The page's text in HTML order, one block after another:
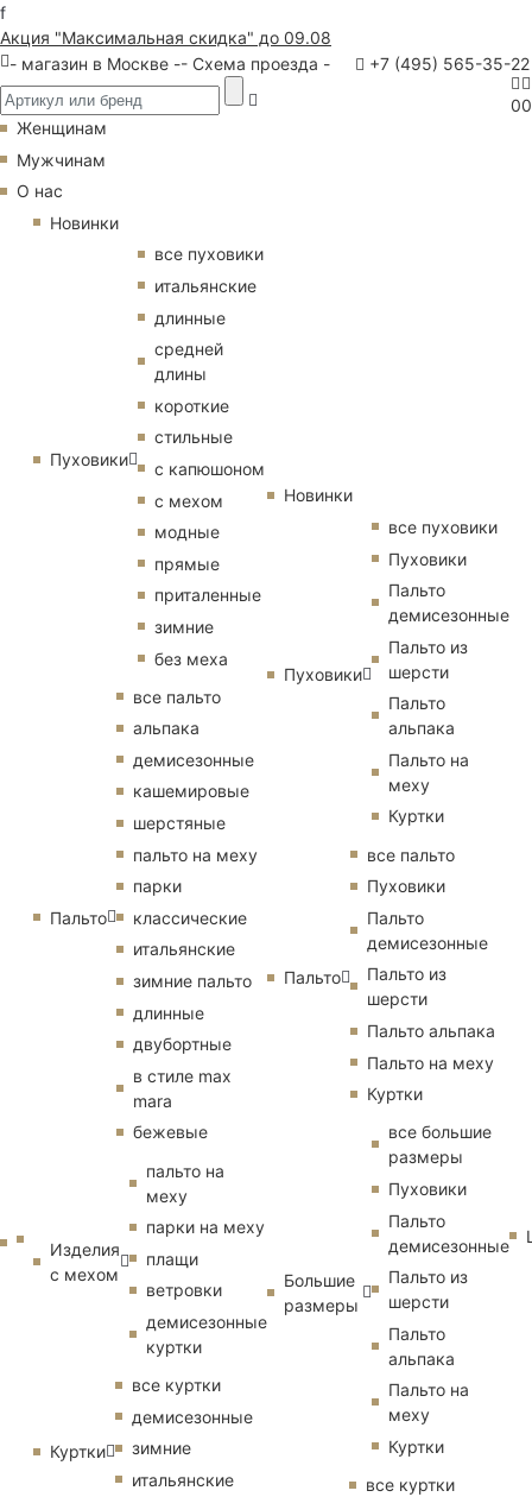
f
Акция "Максимальная скидка" до 09.08
- магазин в Москве -- Схема проезда - +7 (495) 565-35-22
00
Женщинам
Мужчинам
О нас
Новинки
Пуховики
все пуховики
итальянские
длинные
средней
длины
короткие
стильные
с капюшоном
с мехом
модные
прямые
приталенные
зимние
без меха
Пальто
все пальто
альпака
демисезонные
кашемировые
шерстяные
пальто на меху
парки
классические
итальянские
зимние пальто
длинные
двубортные
в стиле max
mara
бежевые
Изделия
с мехом
пальто на
меху
парки на меху
плащи
ветровки
демисезонные
куртки
Куртки
все куртки
демисезонные
зимние
итальянские
Новинки
Пуховики
все пуховики
Пуховики
Пальто
демисезонные
Пальто из
шерсти
Пальто
альпака
Пальто на
меху
Куртки
Пальто
все пальто
Пуховики
Пальто
демисезонные
Пальто из
шерсти
Пальто альпака
Пальто на меху
Куртки
Большие
размеры
все большие
размеры
Пуховики
Пальто
демисезонные
Пальто из
шерсти
Пальто
альпака
Пальто на
меху
Куртки
все куртки